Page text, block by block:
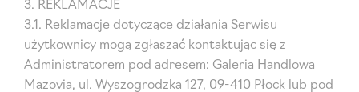
3.1. Reklamacje dotyczące działania Serwisu
użytkownicy mogą zgłaszać kontaktując się z
Administratorem pod adresem: Galeria Handlowa
Mazovia, ul. Wyszogrodzka 127, 09-410 Płock lub pod